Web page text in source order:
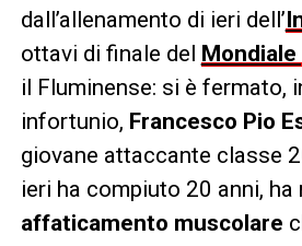
dall’allenamento di ieri dell’
ottavi di finale del Mondiale
il Fluminense: si è fermato,
infortunio, Francesco Pio
giovane attaccante classe
ieri ha compiuto 20 anni, ha
affaticamento muscolare